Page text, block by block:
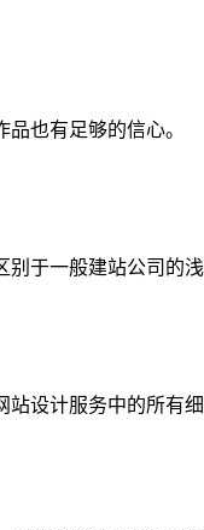
也有足够的信心。
别于一般建站公司的
站设计服务中的所有